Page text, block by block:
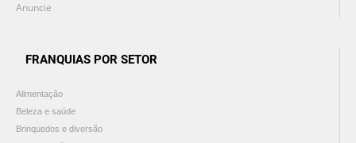
Anuncie
FRANQUIAS POR SETOR
Alimentação
Beleza e saúde
Brinquedos e diversão